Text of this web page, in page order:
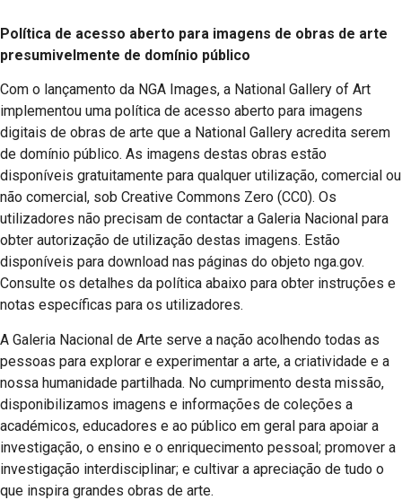
Política de acesso aberto para imagens de obras de arte
presumivelmente de domínio público
Com o lançamento da NGA Images, a National Gallery of Art
implementou uma política de acesso aberto para imagens
digitais de obras de arte que a National Gallery acredita serem
de domínio público. As imagens destas obras estão
disponíveis gratuitamente para qualquer utilização, comercial ou
não comercial, sob Creative Commons Zero (CC0). Os
utilizadores não precisam de contactar a Galeria Nacional para
obter autorização de utilização destas imagens. Estão
disponíveis para download nas páginas do objeto nga.gov.
Consulte os detalhes da política abaixo para obter instruções e
notas específicas para os utilizadores.
A Galeria Nacional de Arte serve a nação acolhendo todas as
pessoas para explorar e experimentar a arte, a criatividade e a
nossa humanidade partilhada. No cumprimento desta missão,
disponibilizamos imagens e informações de coleções a
académicos, educadores e ao público em geral para apoiar a
investigação, o ensino e o enriquecimento pessoal; promover a
investigação interdisciplinar; e cultivar a apreciação de tudo o
que inspira grandes obras de arte.